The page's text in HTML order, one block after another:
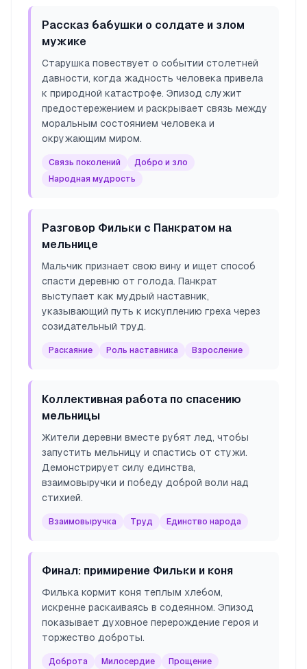
Рассказ бабушки о солдате и злом
мужике
Старушка повествует о событии столетней
давности, когда жадность человека привела
к природной катастрофе. Эпизод служит
предостережением и раскрывает связь между
моральным состоянием человека и
окружающим миром.
Связь поколений
Добро и зло
Народная мудрость
Разговор Фильки с Панкратом на
мельнице
Мальчик признает свою вину и ищет способ
спасти деревню от голода. Панкрат
выступает как мудрый наставник,
указывающий путь к искуплению греха через
созидательный труд.
Раскаяние Роль наставника Взросление
Коллективная работа по спасению
мельницы
Жители деревни вместе рубят лед, чтобы
запустить мельницу и спастись от стужи.
Демонстрирует силу единства,
взаимовыручки и победу доброй воли над
стихией.
Взаимовыручка Труд Единство народа
Финал: примирение Фильки и коня
Филька кормит коня теплым хлебом,
искренне раскаиваясь в содеянном. Эпизод
показывает духовное перерождение героя и
торжество доброты.
Доброта Милосердие Прощение